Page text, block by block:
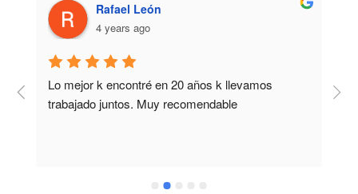
Rafael León
4 years ago
Lo mejor k encontré en 20 años k llevamos
trabajado juntos. Muy recomendable